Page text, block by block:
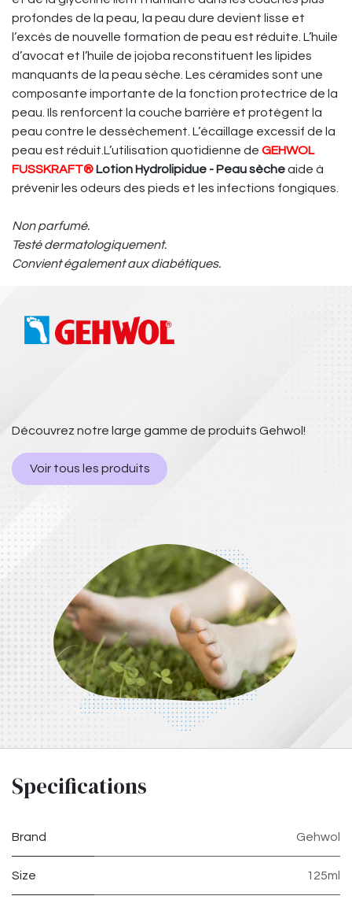
profondes de la peau, la peau dure devient lisse et
l’excès de nouvelle formation de peau est réduite. L’huile
d’avocat et l’huile de jojoba reconstituent les lipides
manquants de la peau sèche. Les céramides sont une
composante importante de la fonction protectrice de la
peau. Ils renforcent la couche barrière et protègent la
peau contre le dessèchement. L’écaillage excessif de la
peau est réduit.L’utilisation quotidienne de GEHWOL
FUSSKRAFT®Lotion Hydrolipidue - Peau sècheaide à
prévenir les odeurs des pieds et les infections fongiques.
Non parfumé.
Testé dermatologiquement.
Convient également aux diabétiques.
Découvrez notre large gamme de produits Gehwol!
Voir tous les produits
Specifications
Brand Gehwol
Size 125ml